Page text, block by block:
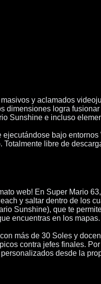
y aclamados
dimensiones logra
Sunshine e incluso
bajo
libre de
web! En Super Mario
y saltar dentro de los
Sunshine), que te
encuentras en los mapas.
más de 30 Soles y
contra jefes finales.
desde la